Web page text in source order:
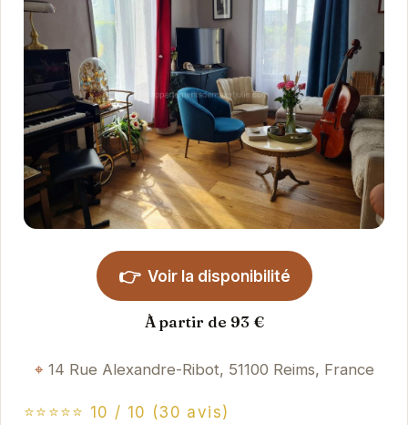
👉 Voir la disponibilité
À partir de 93 €
14 Rue Alexandre-Ribot, 51100 Reims, France
⭐⭐⭐⭐⭐ 10 / 10 (30 avis)